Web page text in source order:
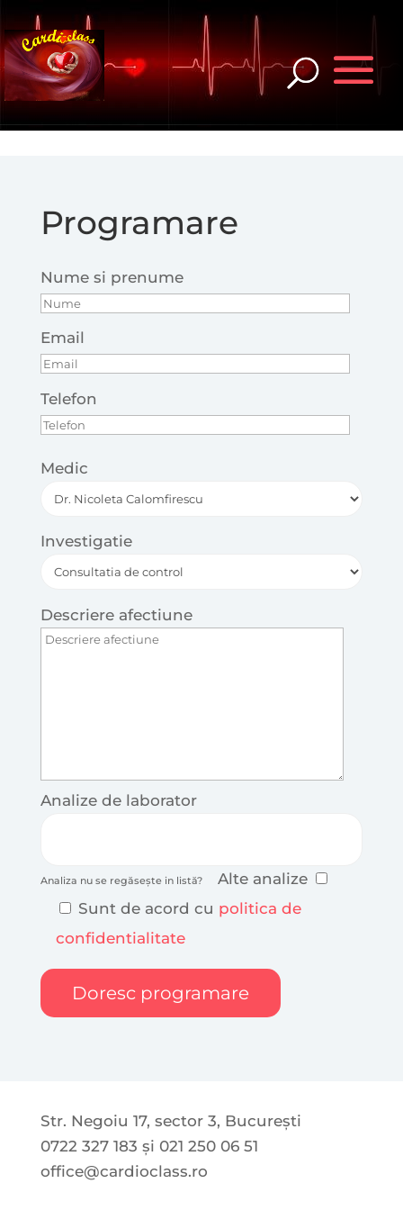
Programare
Nume si prenume
Email
Telefon
Medic
Investigatie
Descriere afectiune
Analize de laborator
Analiza nu se regăsește in listă?
Alte analize
Sunt de acord cu politica de
confidentialitate
Str. Negoiu 17, sector 3, București
0722 327 183 și 021 250 06 51
office@cardioclass.ro